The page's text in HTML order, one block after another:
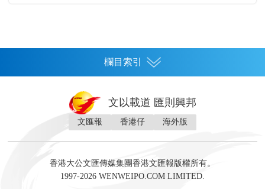
欄目索引
灣區人
財經 地產 投資 財評 數字經濟
文以載道 匯則興邦
文匯報 香港仔 海外版
香港大公文匯傳媒集團香港文匯報版權所有。
1997-2026 WENWEIPO.COM LIMITED.